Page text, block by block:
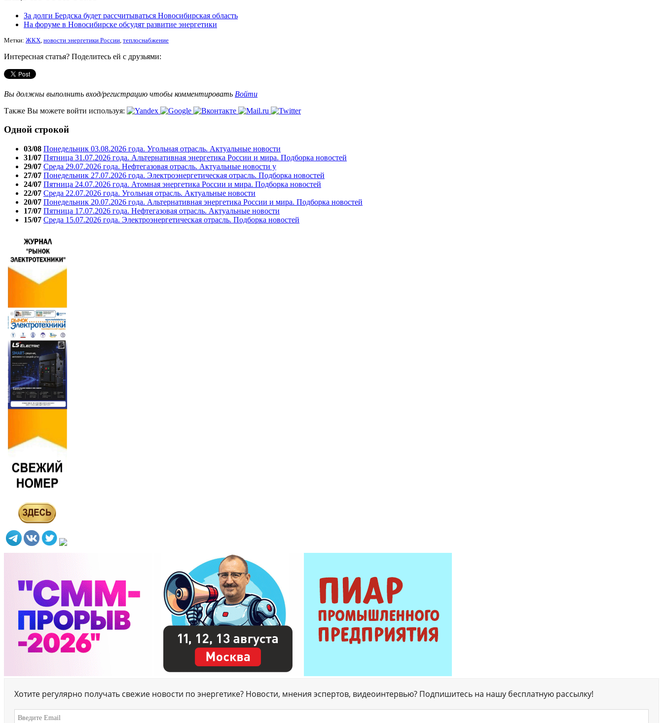
За долги Бердска будет рассчитываться Новосибирская область
На форуме в Новосибирске обсудят развитие энергетики
Метки: ЖКХ новости энергетики России теплоснабжение
Интересная статья? Поделитесь ей с друзьями:
Вы должны выполнить вход/регистрацию чтобы комментировать Войти
Также Вы можете войти используя:
Одной строкой
03/08 Понедельник 03.08.2026 года. Угольная отрасль. Актуальные новости
31/07 Пятница 31.07.2026 года. Альтернативная энергетика России и мира. Подборка новостей
29/07 Среда 29.07.2026 года. Нефтегазовая отрасль. Актуальные новости у
27/07 Понедельник 27.07.2026 года. Электроэнергетическая отрасль. Подборка новостей
24/07 Пятница 24.07.2026 года. Атомная энергетика России и мира. Подборка новостей
22/07 Среда 22.07.2026 года. Угольная отрасль. Актуальные новости
20/07 Понедельник 20.07.2026 года. Альтернативная энергетика России и мира. Подборка новостей
17/07 Пятница 17.07.2026 года. Нефтегазовая отрасль. Актуальные новости
15/07 Среда 15.07.2026 года. Электроэнергетическая отрасль. Подборка новостей
Хотите регулярно получать свежие новости по энергетике? Новости, мнения эспертов, видеоинтервью? Подпишитесь на нашу бесплатную рассылку!